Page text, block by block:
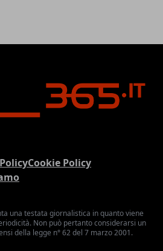
Cookie Policy
una testata giornalistica in quanto viene
Non può pertanto considerarsi un
della legge n° 62 del 7 marzo 2001.